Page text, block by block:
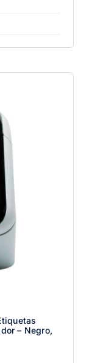
– Negro,